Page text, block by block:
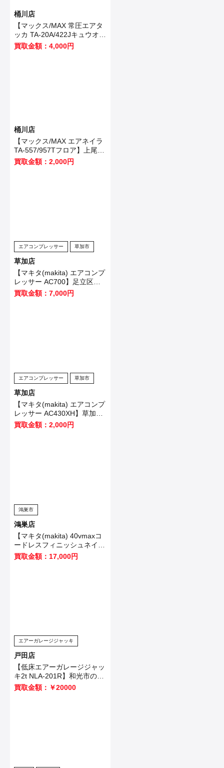
桶川店
【マックス/MAX 常圧エアタ
ッカ TA-20A/422Jキュウオ
ン】加須市のお客様から買取
いたしました！
買取金額：4,000円
桶川店
【マックス/MAX エアネイラ
TA-557/957Tフロア】上尾市
のお客様から買取いたしまし
買取金額：2,000円
エアコンプレッサー 草加市
草加店
【マキタ(makita) エアコンプ
レッサー AC700】足立区の
お客様から買取させて頂きま
買取金額：7,000円
エアコンプレッサー 草加市
草加店
【マキタ(makita) エアコンプ
レッサー AC430XH】草加市
のお客様から買取させて頂き
ました！
買取金額：2,000円
鴻巣市
鴻巣店
【マキタ(makita) 40vmaxコ
ードレスフィニッシュネイラ
FN001GZ】を鴻巣市のお客
様から買取させていただきま
買取金額：17,000円
エアーガレージジャッキ
戸田店
【低床エアーガレージジャッ
キ2t NLA-201R】和光市のお
客様から買取させて頂きまし
買取金額：￥20000